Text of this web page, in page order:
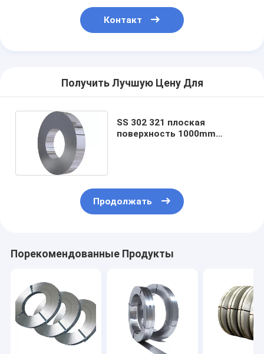
Контакт
Получить Лучшую Цену Для
SS 302 321 плоская
поверхность 1000mm
Продолжать
Порекомендованные Продукты